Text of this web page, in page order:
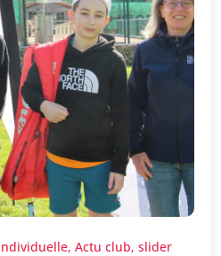
,Actu club,slider